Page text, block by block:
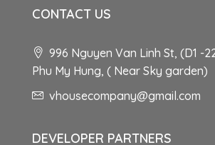
CONTACT US
996 Nguyen Van Linh St, (D1 -
Phu My Hung, ( Near Sky garden)
vhousecompany@gmail.com
DEVELOPER PARTNERS